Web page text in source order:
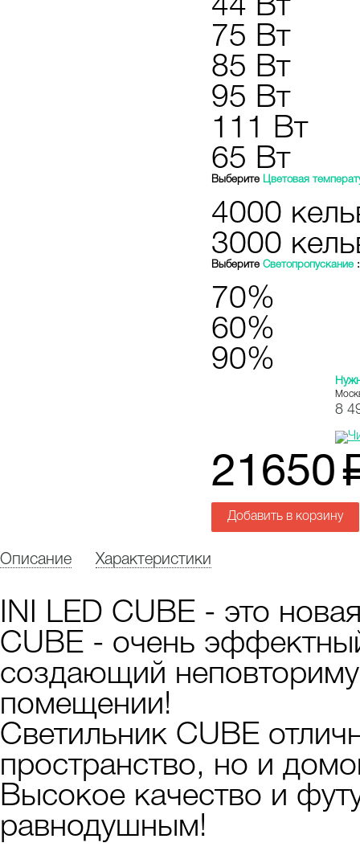
44 Вт
75 Вт
85 Вт
95 Вт
111 Вт
65 Вт
Выберите Цветовая
4000
3000
Выберите Светопропускание :
70%
60%
90%
8
21650
Добавить в корзину
Описание Характеристики
INI LED CUBE - это
CUBE - очень
создающий
помещении!
Светильник CUBE
пространство, но и
Высокое качество и
равнодушным!